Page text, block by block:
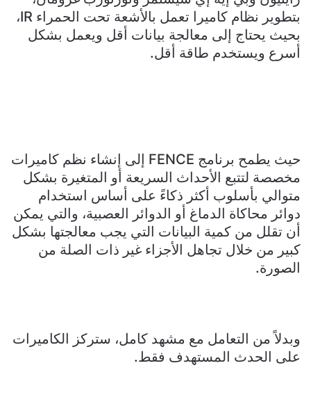
بتطوير نظام كاميرا تعمل بالأشعة تحت الحمراء IR،
بحيث يحتاج إلى معالجة بيانات أقل ويعمل بشكل
أسرع ويستخدم طاقة أقل.
حيث يطمح برنامج FENCE إلى إنشاء نظم كاميرات
مخصصة لتتبع الأحداث السريعة أو المتغيرة بشكل
متوالي بأسلوب أكثر ذكاءً على أساس استخدام
دوائر محاكاة الدماغ أو الدوائر العصبية، والتي يمكن
أن تقلل من كمية البيانات التي يجب معالجتها بشكل
كبير من خلال تجاهل الأجزاء غير ذات الصلة من
الصورة.
وبدلاً من التعامل مع مشهد كامل، ستركز الكاميرات
على الحدث المستهدف فقط.